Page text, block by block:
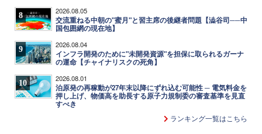
8 2026.08.05
交流重ねる中朝の"蜜月"と習主席の後継者問題【澁谷司──中
国包囲網の現在地】
9 2026.08.04
インフラ開発のために"未開発資源"を担保に取られるガーナ
の運命【チャイナリスクの死角】
10 2026.08.01
泊原発の再稼動が27年末以降にずれ込む可能性 ─ 電気料金を
押し上げ、物価高を助長する原子力規制委の審査基準を見直
すべき
ランキング一覧はこちら